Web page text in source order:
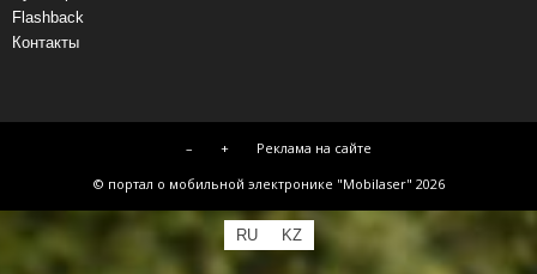
Flashback
Контакты
– +
Реклама на сайте
© портал о мобильной электронике "Mobilaser" 2026
RU KZ